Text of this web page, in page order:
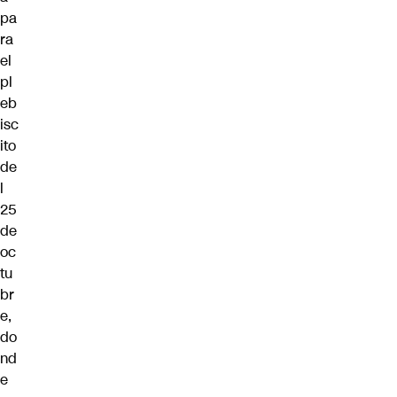
pa
ra
el
pl
eb
isc
ito
de
l
25
de
oc
tu
br
e,
do
nd
e